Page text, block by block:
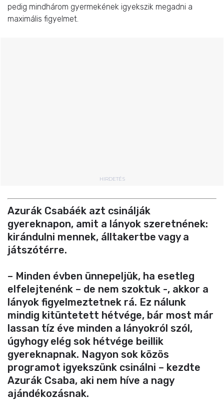
pedig mindhárom gyermekének igyekszik megadni a
maximális figyelmet.
HIRDETÉS
Azurák Csabáék azt csinálják
gyereknapon, amit a lányok szeretnének:
kirándulni mennek, álltakertbe vagy a
játszótérre.
– Minden évben ünnepeljük, ha esetleg
elfelejtenénk – de nem szoktuk -, akkor a
lányok figyelmeztetnek rá. Ez nálunk
mindig kitüntetett hétvége, bár most már
lassan tíz éve minden a lányokról szól,
úgyhogy elég sok hétvége beillik
gyereknapnak. Nagyon sok közös
programot igyekszünk csinálni – kezdte
Azurák Csaba, aki nem híve a nagy
ajándékozásnak.